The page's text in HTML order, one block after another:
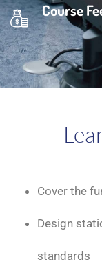
Course
Cover the
Design
standards